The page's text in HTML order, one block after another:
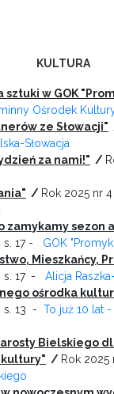
KULTURA
sztuki w GOK
Ośrodek
ze Słowacji"
Słowacja
za nami!" /
/ Rok 2025 nr
zamykamy sezon
s. 17 - GOK
Mieszkańcy,
s. 17 - Alicja
ośrodka
s. 13 - To już 10 lat
Bielskiego
/ Rok